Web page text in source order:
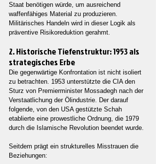
Staat benötigen würde, um ausreichend
waffenfähiges Material zu produzieren.
Militärisches Handeln wird in dieser Logik als
präventive Risikoreduktion gerahmt.
2. Historische Tiefenstruktur: 1953 als
strategisches Erbe
Die gegenwärtige Konfrontation ist nicht isoliert
zu betrachten. 1953 unterstützte die CIA den
Sturz von Premierminister Mossadegh nach der
Verstaatlichung der Ölindustrie. Der darauf
folgende, von den USA gestützte Schah
etablierte eine prowestliche Ordnung, die 1979
durch die Islamische Revolution beendet wurde.
Seitdem prägt ein strukturelles Misstrauen die
Beziehungen: